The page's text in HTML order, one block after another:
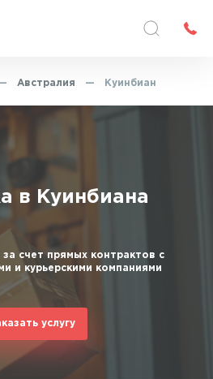
Австралия — Куинбиан
в Куинбиана
счет прямых контрактов с
и курьерскими компаниями
услугу